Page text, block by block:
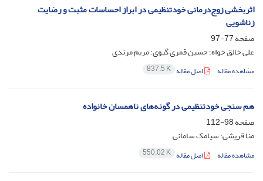
اثربخشی زوج‌درمانی خودتنظیمی در ابراز احساسات مثبت و رضایت
زناشویی
صفحه77-97
علی خالق خواه؛ حسین قمری گیوی؛ مریم مرندی
مشاهده مقاله اصل مقاله 837.5 K
هم سنجی خودتنظیمی در گونه‌های ناهمسان خانواده
صفحه98-112
منا قریشی؛ سیامک سامانی
مشاهده مقاله اصل مقاله 550.02 K